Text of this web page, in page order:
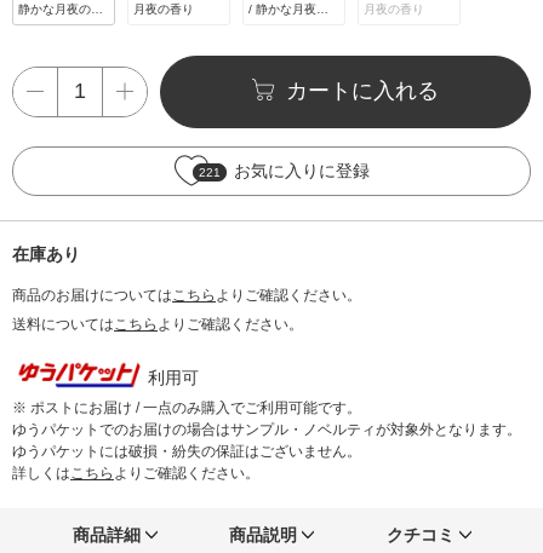
静かな月夜の香
り
月夜の香り
/ 静かな月夜の
月夜の香り
カートに入れる
221 お気に入りに登録
在庫あり
商品のお届けについては こちら よりご確認ください。
送料については こちら よりご確認ください。
利用可
※ ポストにお届け / 一点のみ購入でご利用可能です。
ゆうパケットでのお届けの場合はサンプル・ノベルティが対象外となります。
ゆうパケットには破損・紛失の保証はございません。
詳しくは こちら よりご確認ください。
商品詳細 商品説明 クチコミ